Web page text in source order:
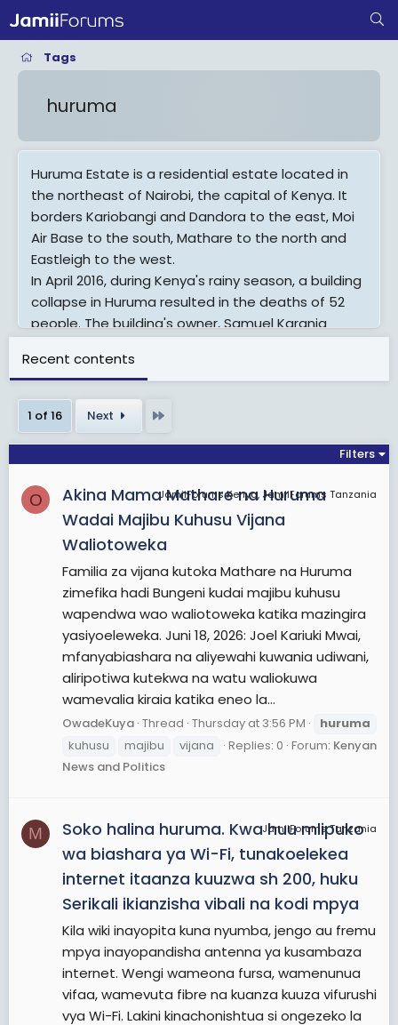
Tags
huruma
Huruma Estate is a residential estate located in
the northeast of Nairobi, the capital of Kenya. It
borders Kariobangi and Dandora to the east, Moi
Air Base to the south, Mathare to the north and
Eastleigh to the west.
In April 2016, during Kenya's rainy season, a building
collapse in Huruma resulted in the deaths of 52
people. The building's owner, Samuel Karanja
View More On Wikipedia.org
Recent contents
1 of 16 Next
Filters
O JamiiForums Kenya, JamiiForums Tanzania
Akina Mama Mathare na Huruma
Wadai Majibu Kuhusu Vijana
Waliotoweka
Familia za vijana kutoka Mathare na Huruma
zimefika hadi Bungeni kudai majibu kuhusu
wapendwa wao waliotoweka katika mazingira
yasiyoeleweka. Juni 18, 2026: Joel Kariuki Mwai,
mfanyabiashara na aliyewahi kuwania udiwani,
aliripotiwa kutekwa na watu waliokuwa
wamevalia kiraia katika eneo la...
OwadeKuya Thread Thursday at 3:56 PM
huruma
kuhusu
majibu vijana Replies: 0 Forum: Kenyan
News and Politics
M JamiiForums Tanzania
Soko halina huruma. Kwa huu mlipuko
wa biashara ya Wi-Fi, tunakoelekea
internet itaanza kuuzwa sh 200, huku
Serikali ikianzisha vibali na kodi mpya
Kila wiki inayopita kuna nyumba, jengo au fremu
mpya inayopandisha antenna ya kusambaza
internet. Wengi wameona fursa, wamenunua
vifaa, wamevuta fibre na kuanza kuuza vifurushi
vya Wi-Fi. Lakini kinachonishtua si ongezeko la